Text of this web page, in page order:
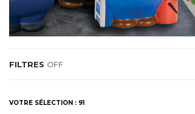
FILTRES
VOTRE SÉLECTION : 91